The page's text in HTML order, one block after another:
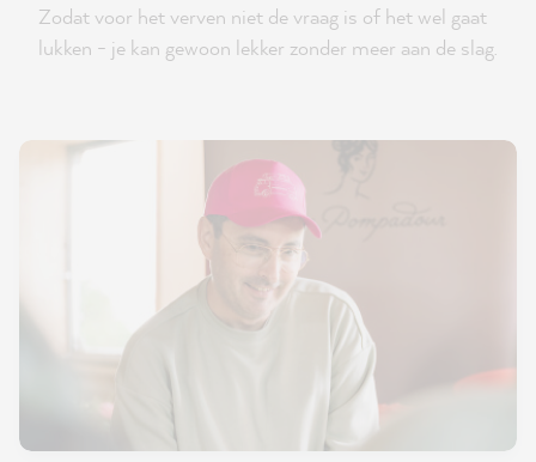
Zodat voor het verven niet de vraag is of het wel gaat
lukken - je kan gewoon lekker zonder meer aan de slag.